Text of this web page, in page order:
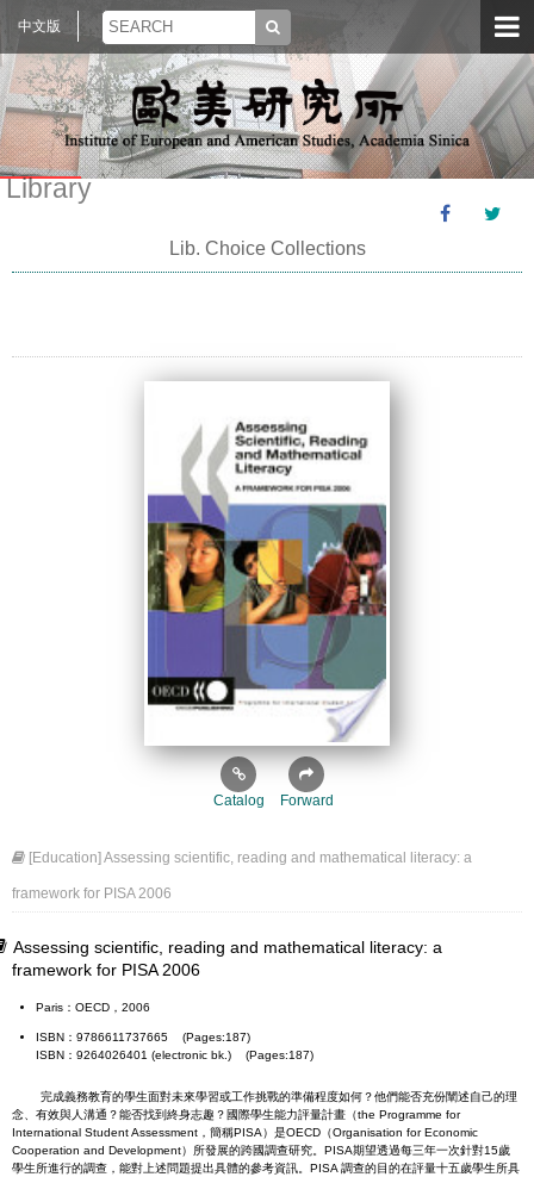
中文版
Library
Lib. Choice Collections
Catalog Forward
[Education] Assessing scientific, reading and mathematical literacy: a
framework for PISA 2006
Assessing scientific, reading and mathematical literacy: a
framework for PISA 2006
Paris：OECD，2006
ISBN：9786611737665 (Pages:187)
ISBN：9264026401 (electronic bk.) (Pages:187)
完成義務教育的學生面對未來學習或工作挑戰的準備程度如何？他們能否充份闡述自己的理
念、有效與人溝通？能否找到終身志趣？國際學生能力評量計畫（the Programme for
International Student Assessment，簡稱PISA）是OECD（Organisation for Economic
Cooperation and Development）所發展的跨國調查研究。PISA期望透過每三年一次針對15歲
學生所進行的調查，能對上述問題提出具體的參考資訊。PISA 調查的目的在評量十五歲學生所具